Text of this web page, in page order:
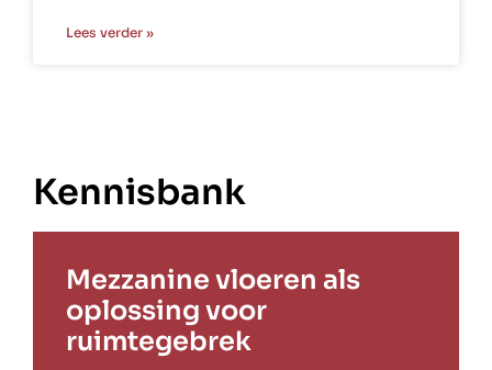
Lees verder »
Kennisbank
Mezzanine vloeren als
oplossing voor
ruimtegebrek